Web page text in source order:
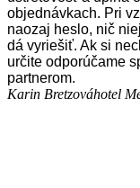
objednávkach. Pri
naozaj heslo, nič
dá vyriešiť. Ak si
určite odporúčame
partnerom.
Karin Bretzováhotel